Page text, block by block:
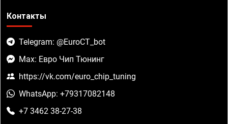
Контакты
Telegram: @EuroCT_bot
Max: Евро Чип Тюнинг
https://vk.com/euro_chip_tuning
WhatsApp: +79317082148
+7 3462 38-27-38